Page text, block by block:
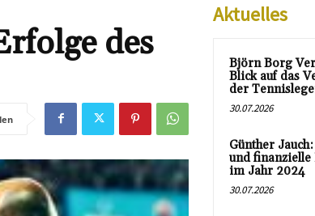
des
Aktuelles
Björn Borg
Blick auf das
der
30.07.2026
Günther
und finanzielle
im Jahr 2024
30.07.2026